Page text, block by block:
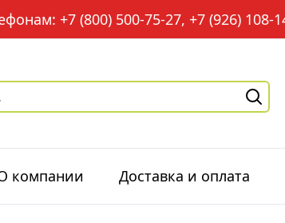
+7 (800) 500-75-27, +7 (926) 108-
компании Доставка и оплата